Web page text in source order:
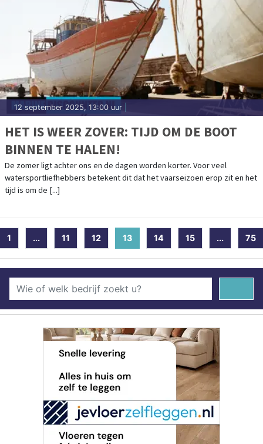
12 september 2025, 13:00 uur
HET IS WEER ZOVER: TIJD OM DE BOOT
BINNEN TE HALEN!
De zomer ligt achter ons en de dagen worden korter. Voor veel
watersportliefhebbers betekent dit dat het vaarseizoen erop zit en het
tijd is om de [...]
1 ... 11 12 13 (current)
14 15 ... 75